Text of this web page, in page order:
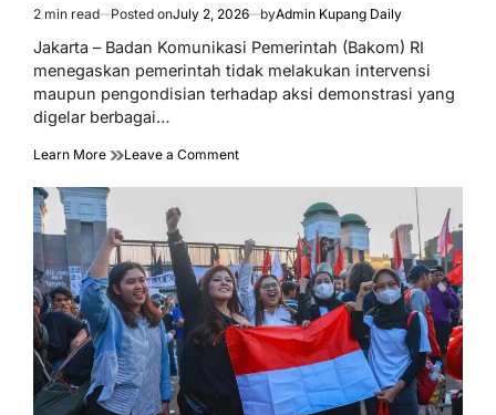
Estimated
read
2 min read Posted onJuly 2, 2026 byAdmin Kupang Daily
Jakarta – Badan Komunikasi Pemerintah (Bakom) RI
menegaskan pemerintah tidak melakukan intervensi
maupun pengondisian terhadap aksi demonstrasi yang
digelar berbagai…
Learn More Leave a Commenton
Pengondisian
Demo
Mahasiswa,
Kebebasan
Berpendapat
Tetap
Dijamin